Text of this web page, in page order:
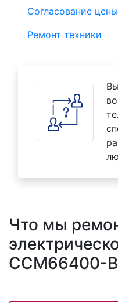
Согласование
Ремонт техники
Что мы
CCM66400-